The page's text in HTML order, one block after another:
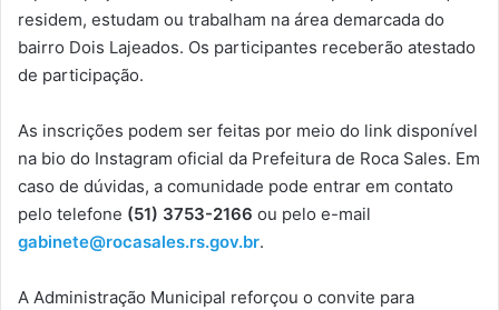
residem, estudam ou trabalham na área demarcada do
bairro Dois Lajeados. Os participantes receberão atestado
de participação.
As inscrições podem ser feitas por meio do link disponível
na bio do Instagram oficial da Prefeitura de Roca Sales. Em
caso de dúvidas, a comunidade pode entrar em contato
pelo telefone (51) 3753-2166 ou pelo e-mail
gabinete@rocasales.rs.gov.br.
A Administração Municipal reforçou o convite para